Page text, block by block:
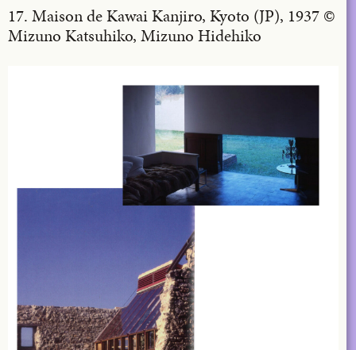
17. Maison de Kawai Kanjiro, Kyoto (JP), 1937 ©
Mizuno Katsuhiko, Mizuno Hidehiko